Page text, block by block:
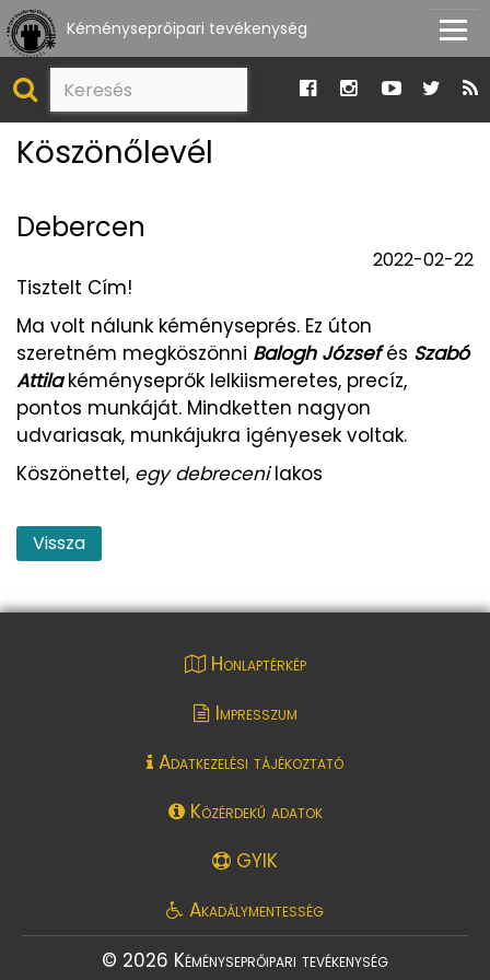
Kéményseprőipari tevékenység
Köszönőlevél
Debercen
2022-02-22
Tisztelt Cím!
Ma volt nálunk kéményseprés. Ez úton
szeretném megköszönni Balogh Józsefés Szabó
Attilakéményseprők lelkiismeretes, precíz,
pontos munkáját. Mindketten nagyon
udvariasak, munkájukra igényesek voltak.
Köszönettel, egy debrecenilakos
Vissza
Honlaptérkép
Impresszum
Adatkezelési tájékoztató
Közérdekű adatok
GYIK
Akadálymentesség
© 2026 Kéményseprőipari tevékenység